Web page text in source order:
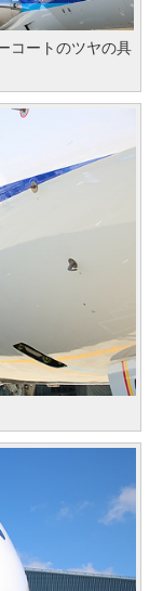
コートのツヤの具